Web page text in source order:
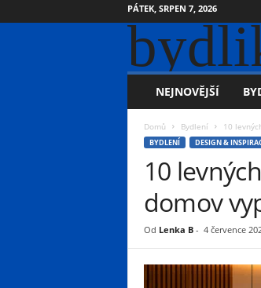
PÁTEK, SRPEN 7, 2026
NEJNOVĚJŠÍ
Domů Bydlení 10
BYDLENÍ DESIGN &
10
domov
Od Lenka B- 4 července